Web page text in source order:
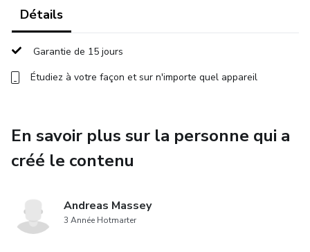
remercier 😉
Détails
Garantie de 15 jours
Étudiez à votre façon et sur n'importe quel appareil
En savoir plus sur la personne qui a
créé le contenu
Andreas Massey
3 Année Hotmarter